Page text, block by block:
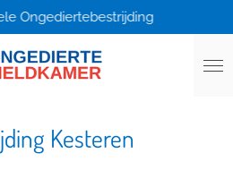
Ongediertebestrijding
Kesteren